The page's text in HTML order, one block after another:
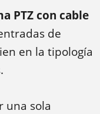
PTZ con cable
de
en la tipología
una sola